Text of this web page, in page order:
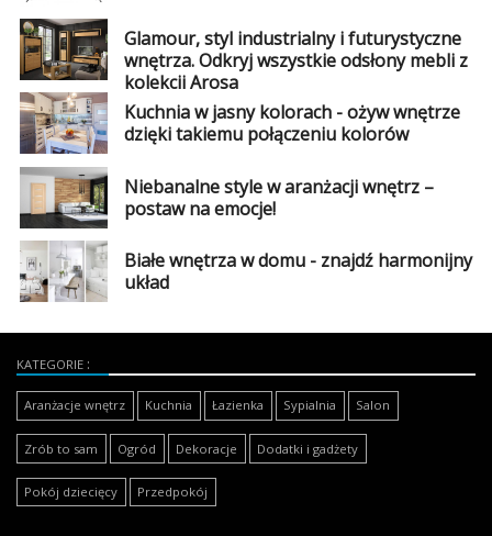
Glamour, styl industrialny i futurystyczne
wnętrza. Odkryj wszystkie odsłony mebli z
kolekcji Arosa
Kuchnia w jasny kolorach - ożyw wnętrze
dzięki takiemu połączeniu kolorów
Niebanalne style w aranżacji wnętrz –
postaw na emocje!
Białe wnętrza w domu - znajdź harmonijny
układ
KATEGORIE
Aranżacje wnętrz Kuchnia Łazienka Sypialnia Salon
Zrób to sam Ogród Dekoracje Dodatki i gadżety
Pokój dziecięcy Przedpokój